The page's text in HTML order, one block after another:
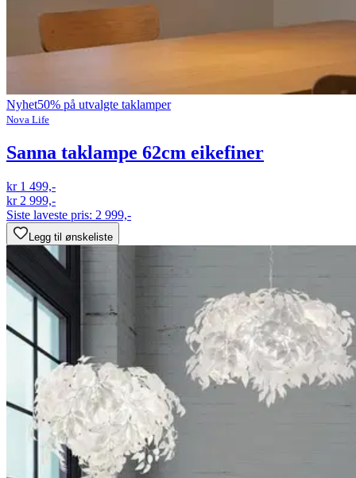
Nyhet50% på utvalgte taklamper
Nova Life
Sanna taklampe 62cm eikefiner
kr 1 499,-
kr 2 999,-
Siste laveste pris: 2 999,-
Legg til ønskeliste